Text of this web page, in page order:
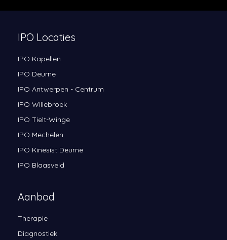
IPO Locaties
IPO Kapellen
IPO Deurne
IPO Antwerpen - Centrum
IPO Willebroek
IPO Tielt-Winge
IPO Mechelen
IPO Kinesist Deurne
IPO Blaasveld
Aanbod
Therapie
Diagnostiek